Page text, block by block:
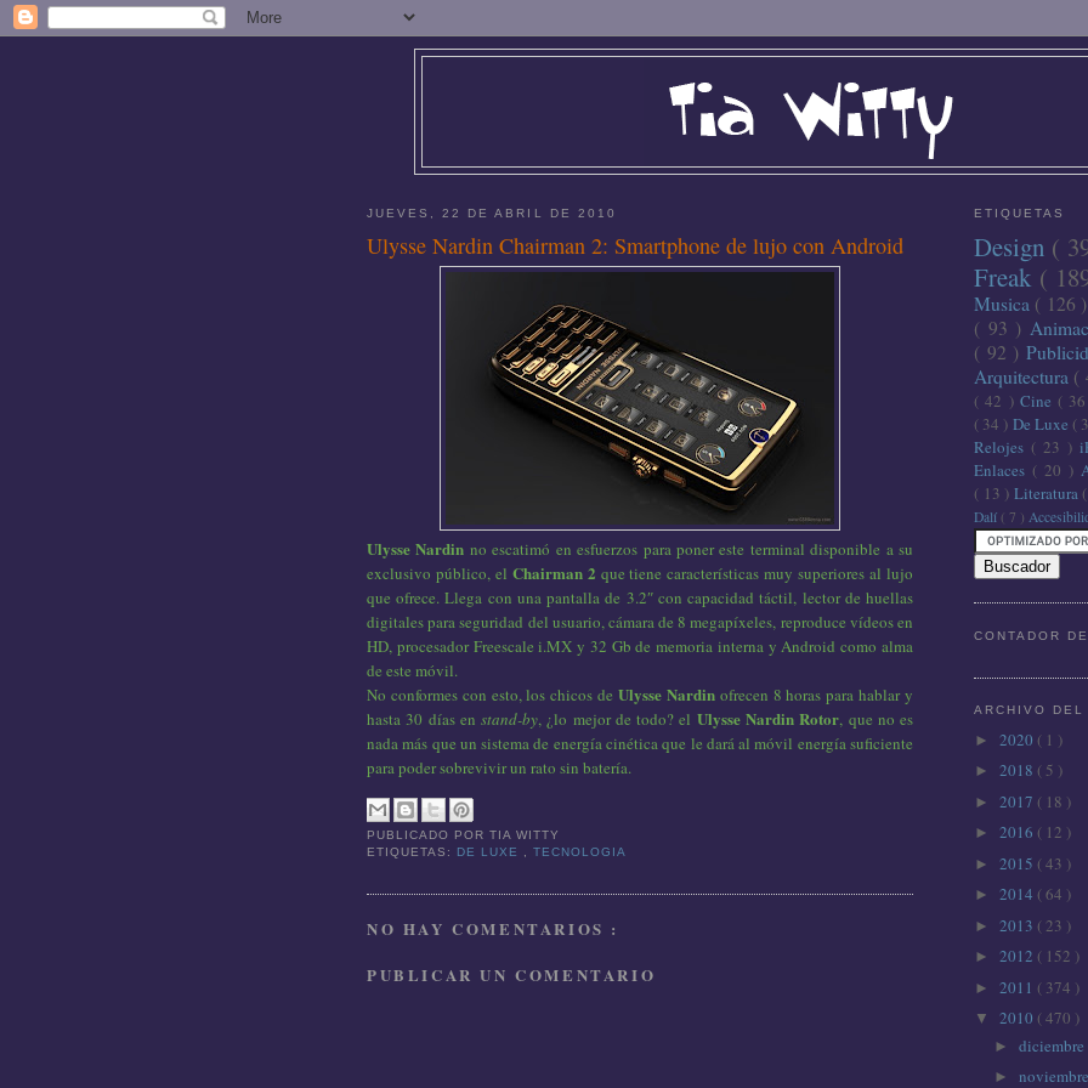
JUEVES, 22 DE ABRIL DE 2010
Ulysse Nardin Chairman 2: Smartphone de lujo con Android
Ulysse Nardin no escatimó en esfuerzos para poner este terminal disponible a su
exclusivo público, el Chairman 2 que tiene características muy superiores al lujo
que ofrece. Llega con una pantalla de 3.2″ con capacidad táctil, lector de huellas
digitales para seguridad del usuario, cámara de 8 megapíxeles, reproduce vídeos en
HD, procesador Freescale i.MX y 32 Gb de memoria interna y Android como alma
de este móvil.
No conformes con esto, los chicos de Ulysse Nardinofrecen 8 horas para hablar y
hasta 30 días enstand-by, ¿lo mejor de todo? el Ulysse Nardin Rotor, que no es
nada más que un sistema de energía cinética que le dará al móvil energía suficiente
para poder sobrevivir un rato sin batería.
PUBLICADO PORTIA WITTY
ETIQUETAS: DE LUXE ,TECNOLOGIA
NO HAY COMENTARIOS :
PUBLICAR UN COMENTARIO
ETIQUETAS
Design (
Freak (
Musica ( 126 )
( 93 )
( 92 )
Arquitectura (
( 42 ) Cine (
( 34 ) De Luxe (
Relojes ( 23 )
Enlaces ( 20 )
( 13 ) Literatura
Dalí ( 7 )
CONTADOR
ARCHIVO DEL
► 2020 ( 1 )
► 2018 ( 5 )
► 2017 ( 18 )
► 2016 ( 12 )
► 2015 ( 43 )
► 2014 ( 64 )
► 2013 ( 23 )
► 2012 ( 152 )
► 2011 ( 374 )
▼ 2010 ( 470 )
► diciembre
► noviembre